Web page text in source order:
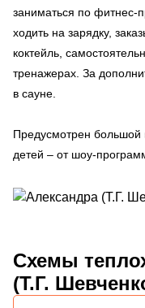
заниматься по фитнес-
ходить на зарядку,
коктейль,
тренажерах. За
в сауне.
Предусмотрен большой
детей – от шоу-
Схемы
(Т.Г.